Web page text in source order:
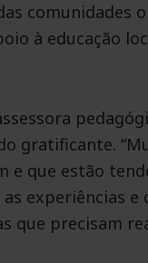
comunidades
à educação
gratificante.
e que estão
experiências e
que precisam